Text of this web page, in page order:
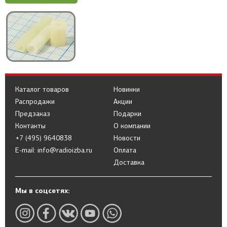
Каталог товаров
Распродажи
Предзаказ
Новинки
Акции
Подарки
Контакты
+7 (495) 9640838
E-mail: info@radioizba.ru
О компании
Новости
Оплата
Доставка
Мы в соцсетях: